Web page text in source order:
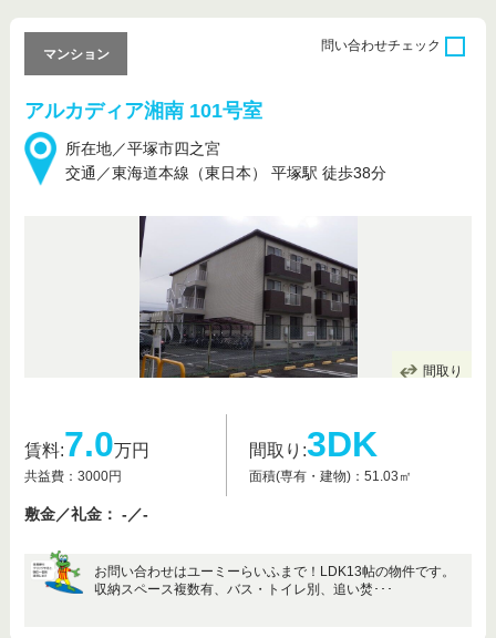
アルカディア湘南 101号室
所在地／平塚市四之宮
交通／東海道本線（東日本） 平塚駅 徒歩38分
マンション
問い合わせチェック
間取り
賃料:7.0万円
共益費：3000円
間取り:3DK
面積(専有・建物)：51.03㎡
敷金／礼金： -／-
お問い合わせはユーミーらいふまで！LDK13帖の物件です。
収納スペース複数有、バス・トイレ別、追い焚･･･